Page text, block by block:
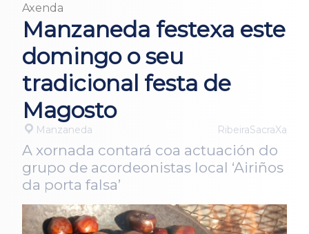
Axenda
Manzaneda festexa este
domingo o seu
tradicional festa de
Magosto
Manzaneda RibeiraSacraXa
A xornada contará coa actuación do
grupo de acordeonistas local ‘Airiños
da porta falsa’